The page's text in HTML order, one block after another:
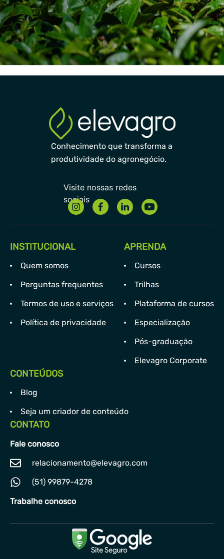
Conhecimento que transforma a
produtividade do agronegócio.
INSTITUCIONAL
Quem somos
Perguntas frequentes
Termos de uso e serviços
Política de privacidade
APRENDA
Cursos
Trilhas
Plataforma de cursos
Especialização
Pós-graduação
Elevagro Corporate
CONTEÚDOS
Blog
Seja um criador de conteúdo
CONTATO
Fale conosco
relacionamento@elevagro.com
(51) 99879-4278
Trabalhe conosco